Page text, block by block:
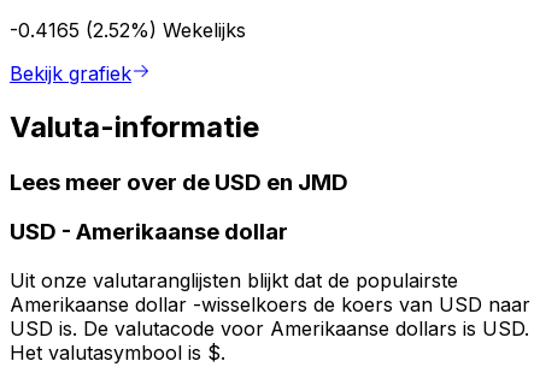
-0.4165 (2.52%) Wekelijks
Bekijk grafiek
Valuta-informatie
Lees meer over de USD en JMD
USD - Amerikaanse dollar
Uit onze valutaranglijsten blijkt dat de populairste
Amerikaanse dollar -wisselkoers de koers van USD naar
USD is. De valutacode voor Amerikaanse dollars is USD.
Het valutasymbool is $.